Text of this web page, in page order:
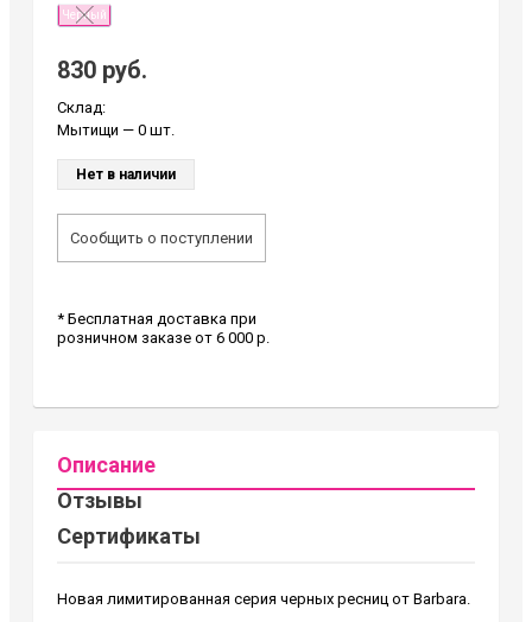
Черный
830 руб.
Склад:
Мытищи — 0 шт.
Нет в наличии
Сообщить о поступлении
* Бесплатная доставка при
розничном заказе от 6 000 р.
Описание
Отзывы
Сертификаты
Новая лимитированная серия черных ресниц от Barbara.